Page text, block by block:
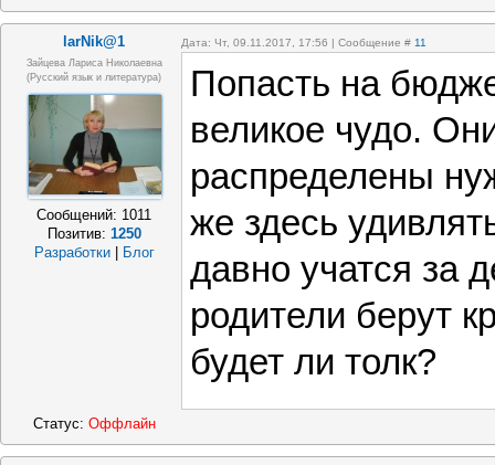
larNik@1 Дата: Чт, 09.11.2017, 17:56 | Сообщение # 11
Зайцева Лариса Николаевна
(Русский язык и литература)
Сообщений: 1011
Позитив: 1250
Разработки
Блог
Попасть на
великое чудо.
распределены
же здесь
давно учатся за
родители берут
будет ли толк?
Статус: Оффлайн